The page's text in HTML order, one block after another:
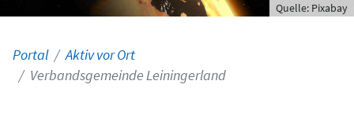
Quelle: Pixabay
Portal
Aktiv vor Ort
Verbandsgemeinde Leiningerland